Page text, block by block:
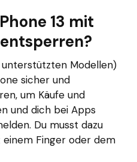
13 mit
unterstützten Modellen)
sicher und
um Käufe und
und dich bei Apps
Du musst dazu
Finger oder dem